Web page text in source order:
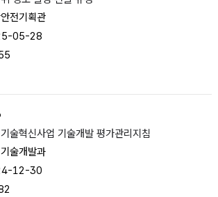
전기획관
05-28
술혁신사업 기술개발 평가관리지침
술개발과
12-30